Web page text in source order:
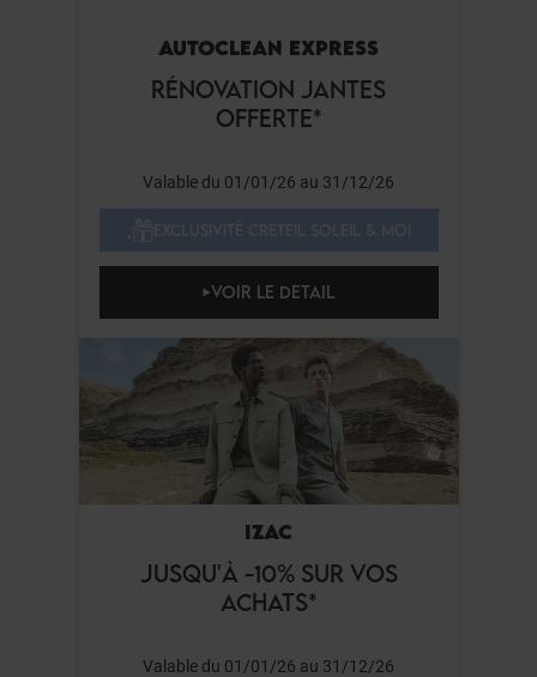
AUTOCLEAN EXPRESS
RÉNOVATION JANTES
OFFERTE*
Valable du 01/01/26 au 31/12/26
VOIR LE DETAIL
IZAC
JUSQU'À -10% SUR VOS
ACHATS*
Valable du 01/01/26 au 31/12/26